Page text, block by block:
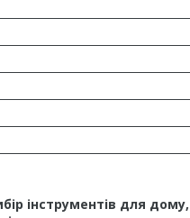
інструментів для